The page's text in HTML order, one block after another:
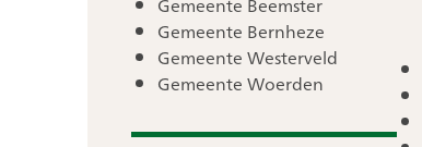
Gemeente Bernheze
Gemeente Westerveld
Gemeente Woerden